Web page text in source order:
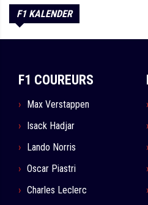
F1 KALENDER
F1 COUREURS
Max Verstappen
Isack Hadjar
Lando Norris
Oscar Piastri
Charles Leclerc